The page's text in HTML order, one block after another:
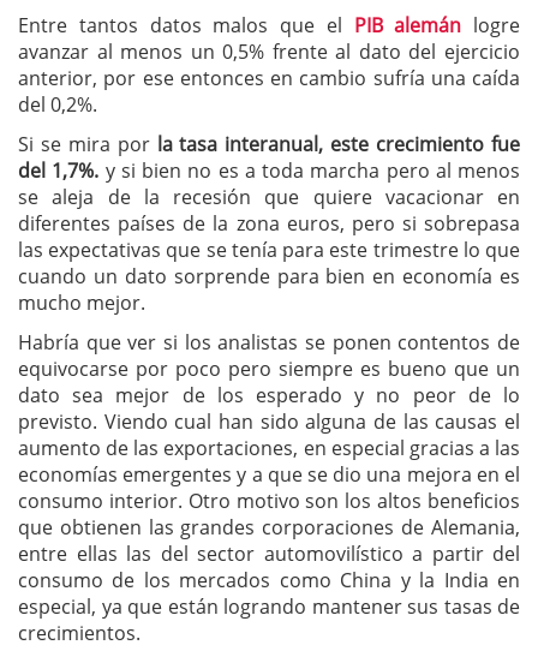
Entre tantos datos malos que el PIB alemán logre
avanzar al menos un 0,5% frente al dato del ejercicio
anterior, por ese entonces en cambio sufría una caída
del 0,2%.
Si se mira porla tasa interanual, este crecimiento fue
del 1,7%. y si bien no es a toda marcha pero al menos
se aleja de la recesión que quiere vacacionar en
diferentes países de la zona euros, pero si sobrepasa
las expectativas que se tenía para este trimestre lo que
cuando un dato sorprende para bien en economía es
mucho mejor.
Habría que ver si los analistas se ponen contentos de
equivocarse por poco pero siempre es bueno que un
dato sea mejor de los esperado y no peor de lo
previsto. Viendo cual han sido alguna de las causas el
aumento de las exportaciones, en especial gracias a las
economías emergentes y a que se dio una mejora en el
consumo interior. Otro motivo son los altos beneficios
que obtienen las grandes corporaciones de Alemania,
entre ellas las del sector automovilístico a partir del
consumo de los mercados como China y la India en
especial, ya que están logrando mantener sus tasas de
crecimientos.